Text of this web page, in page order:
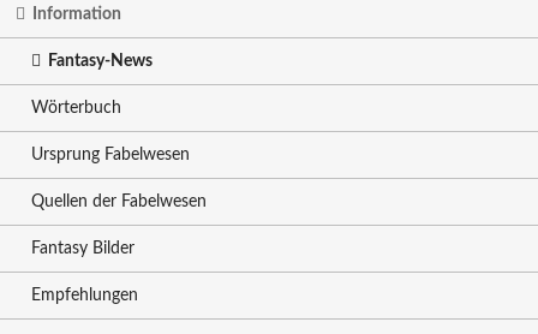
Information
Fantasy-News
Wörterbuch
Ursprung Fabelwesen
Quellen der Fabelwesen
Fantasy Bilder
Empfehlungen